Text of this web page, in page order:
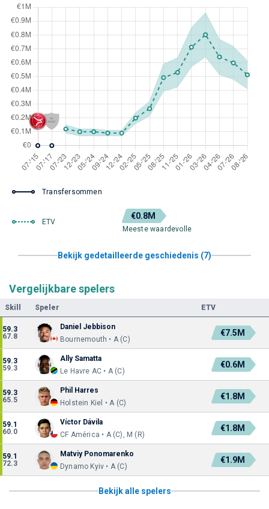
Transfersommen
ETV
€0.8M
Meeste waardevolle
Bekijk gedetailleerde geschiedenis (7)
Vergelijkbare spelers
Skill Speler ETV
59.3
67.8
Daniel Jebbison
Bournemouth • A (C)
€7.5M
59.3
59.3
Ally Samatta
Le Havre AC • A (C)
€0.6M
59.3
65.5
Phil Harres
Holstein Kiel • A (C)
€1.8M
59.1
60.0
Víctor Dávila
CF América • A (C), M (R)
€1.8M
59.1
72.3
Matviy Ponomarenko
Dynamo Kyiv • A (C)
€1.9M
Bekijk alle spelers